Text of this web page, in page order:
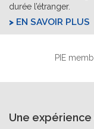
durée l’étranger.
EN SAVOIR PLUS
PIE
Une